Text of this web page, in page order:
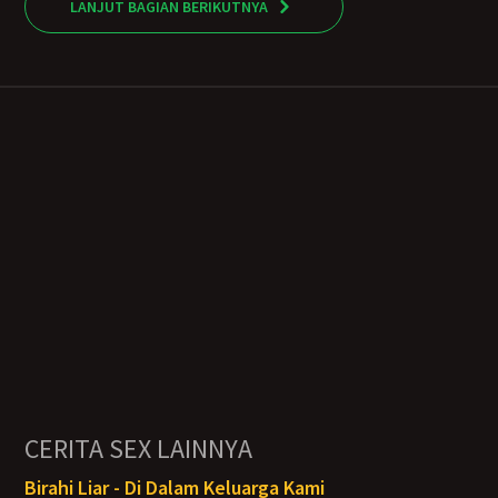
LANJUT BAGIAN BERIKUTNYA
CERITA SEX LAINNYA
Birahi Liar - Di Dalam Keluarga Kami